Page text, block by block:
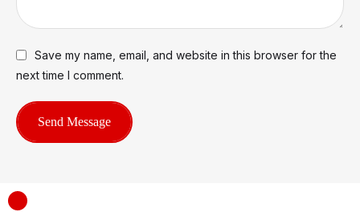
Save my name, email, and website in this browser for the
next time I comment.
Send Message